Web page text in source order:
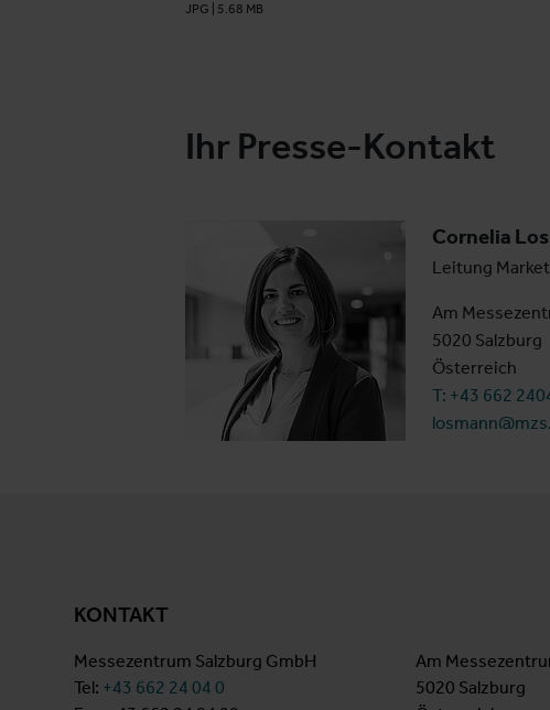
JPG 5.68 MB
Ihr Presse-Kontakt
Cornelia
Leitung
Am
5020 Salzburg
Österreich
T: +43 662
KONTAKT
Messezentrum Salzburg GmbH
Tel: +43 662 24 04 0
Am
5020 Salzburg